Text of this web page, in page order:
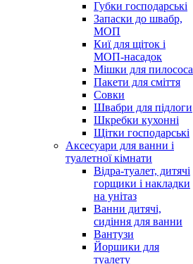
Губки господарські
Запаски до швабр,
МОП
Киї для щіток і
МОП-насадок
Мішки для пилососа
Пакети для сміття
Совки
Швабри для підлоги
Шкребки кухонні
Щітки господарські
Аксесуари для ванни і
туалетної кімнати
Відра-туалет, дитячі
горщики і накладки
на унітаз
Ванни дитячі,
сидіння для ванни
Вантузи
Йоршики для
туалету